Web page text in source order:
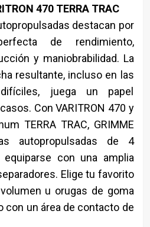
470 TERRA TRAC
destacan por
de rendimiento,
y maniobrabilidad. La
resultante, incluso en las
juega un papel
Con VARITRON 470 y
TERRA TRAC, GRIMME
autopropulsadas de 4
equiparse con una amplia
Elige tu favorito
u orugas de goma
con un área de contacto de